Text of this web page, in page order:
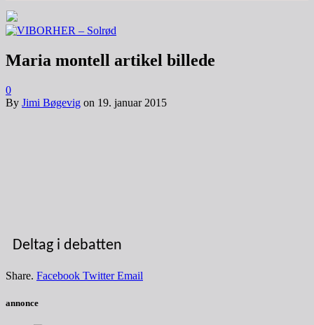
Maria montell artikel billede
0
By Jimi Bøgevig on 19. januar 2015
Deltag i debatten
Share. Facebook Twitter Email
annonce